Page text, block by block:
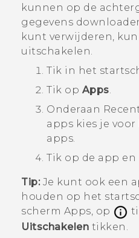
HTC Club
SUPPORT
HTC-apparaten & -
VIVERSE
Aanmelden
kunnen op de
gegevens
kunt verwijderen,
uitschakelen.
Tik in het
Tik op Apps.
Onderaan
apps kies je
apps.
Tik op de app
Tip:Je kunt ook een
houden op het
scherm Apps, op
Uitschakelen tikken.